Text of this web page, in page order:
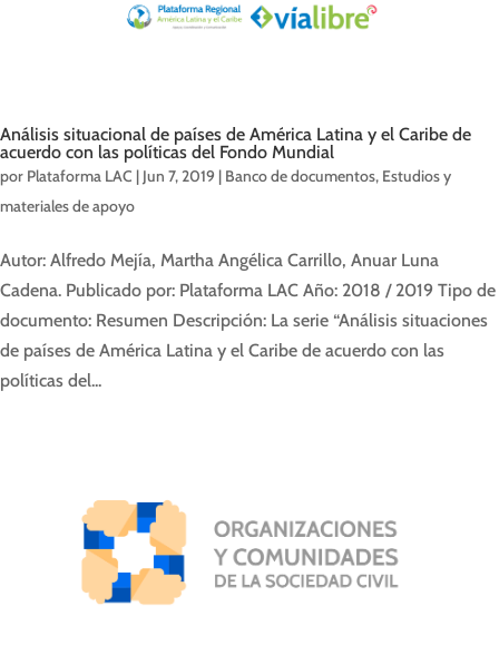
Análisis situacional de países de América Latina y el Caribe de
acuerdo con las políticas del Fondo Mundial
por Plataforma LAC | Jun 7, 2019 | Banco de documentos, Estudios y
materiales de apoyo
Autor: Alfredo Mejía, Martha Angélica Carrillo, Anuar Luna
Cadena. Publicado por: Plataforma LAC Año: 2018 / 2019 Tipo de
documento: Resumen Descripción: La serie “Análisis situaciones
de países de América Latina y el Caribe de acuerdo con las
políticas del...